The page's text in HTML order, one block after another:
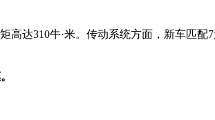
达310牛·米。传动系统方面，新车匹配7